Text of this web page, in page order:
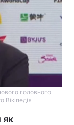
головного
як